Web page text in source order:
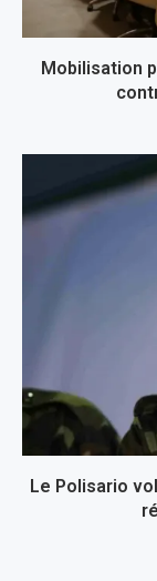
Mobilisation
Le Polisario